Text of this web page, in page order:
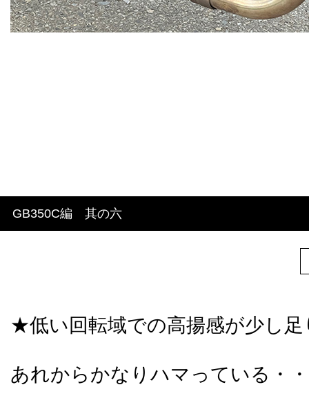
GB350C編 其の六
★低い回転域での高揚感が少し
あれからかなりハマっている・